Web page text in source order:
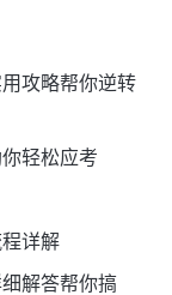
攻略帮你逆转
轻松应考
详解
解答帮你搞